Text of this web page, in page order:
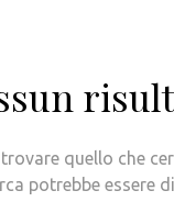
quello che
potrebbe essere